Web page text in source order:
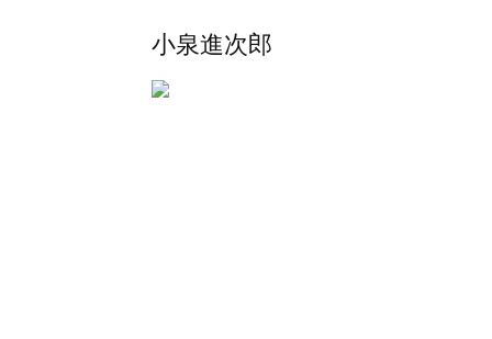
小泉進次郎